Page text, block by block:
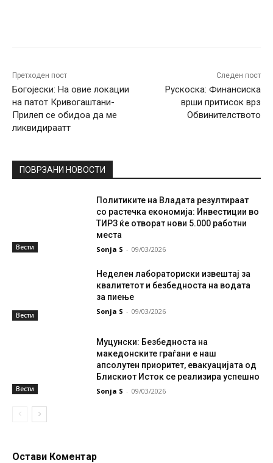
Претходен пост
Богојески: На овие локации
на патот Кривогаштани-
Прилеп се обидоа да ме
ликвидиpaaтт
Следен пост
Рускоска: Финансиска
врши притисок врз
Обвинителството
ПОВРЗАНИ НОВОСТИ
Вести
Политиките на Владата резултираат
со растечка економија: Инвестиции во
ТИРЗ ќе отворат нови 5.000 работни
места
Sonja S - 09/03/2026
Вести
Неделен лабораториски извештај за
квалитетот и безбедноста на водата
за пиење
Sonja S - 09/03/2026
Вести
Муцунски: Безбедноста на
македонските граѓани е наш
апсолутен приоритет, евакуацијата од
Блискиот Исток се реализира успешно
Sonja S - 09/03/2026
Остави Коментар